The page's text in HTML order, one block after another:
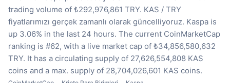
trading volume of ₺292,976,861 TRY. KAS / TRY
fiyatlarımızı gerçek zamanlı olarak güncelliyoruz. Kaspa is
up 3.06% in the last 24 hours. The current CoinMarketCap
ranking is #62, with a live market cap of ₺34,856,580,632
TRY. It has a circulating supply of 27,626,554,808 KAS
coins and a max. supply of 28,704,026,601 KAS coins.